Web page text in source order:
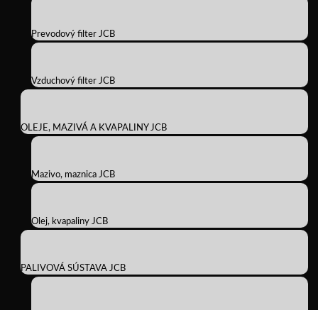
Prevodový filter JCB
Vzduchový filter JCB
OLEJE, MAZIVÁ A KVAPALINY JCB
Mazivo, maznica JCB
Olej, kvapaliny JCB
PALIVOVÁ SÚSTAVA JCB